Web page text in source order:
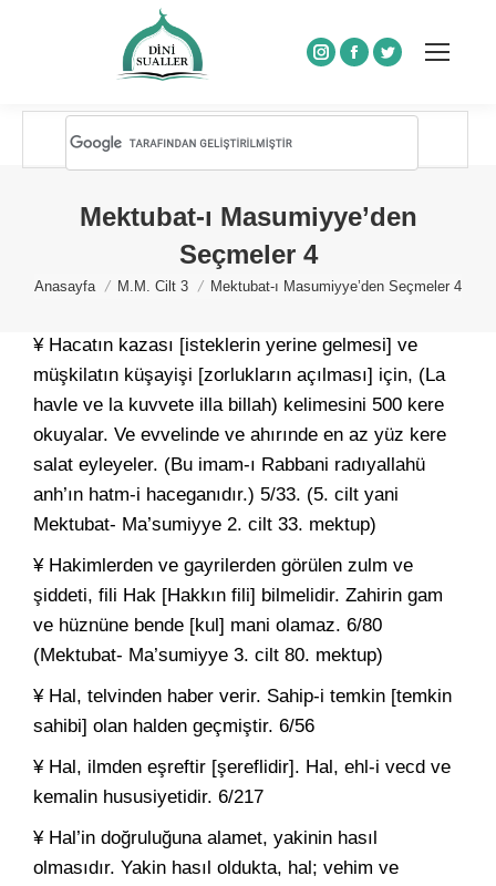
Instagram
Facebook
Twitter
Mektubat-ı Masumiyye’den
Seçmeler 4
You are here:
Anasayfa M.M. Cilt 3 Mektubat-ı Masumiyye’den Seçmeler 4
¥ Hacatın kazası [isteklerin yerine gelmesi] ve
müşkilatın küşayişi [zorlukların açılması] için, (La
havle ve la kuvvete illa billah) kelimesini 500 kere
okuyalar. Ve evvelinde ve ahırınde en az yüz kere
salat eyleyeler. (Bu imam-ı Rabbani radıyallahü
anh’ın hatm-i haceganıdır.) 5/33. (5. cilt yani
Mektubat- Ma’sumiyye 2. cilt 33. mektup)
¥ Hakimlerden ve gayrilerden görülen zulm ve
şiddeti, fili Hak [Hakkın fili] bilmelidir. Zahirin gam
ve hüznüne bende [kul] mani olamaz. 6/80
(Mektubat- Ma’sumiyye 3. cilt 80. mektup)
¥ Hal, telvinden haber verir. Sahip-i temkin [temkin
sahibi] olan halden geçmiştir. 6/56
¥ Hal, ilmden eşreftir [şereflidir]. Hal, ehl-i vecd ve
kemalin hususiyetidir. 6/217
¥ Hal’in doğruluğuna alamet, yakinin hasıl
olmasıdır. Yakin hasıl oldukta, hal; vehim ve